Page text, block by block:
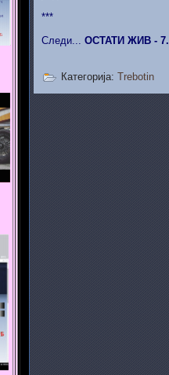
***
Следи... ОСТАТИ ЖИВ - 7.
Категорија: Trebotin